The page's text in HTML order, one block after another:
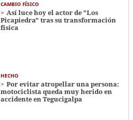
CAMBIO FÍSICO
Así luce hoy el actor de "Los
Picapiedra" tras su transformación
física
HECHO
Por evitar atropellar una persona:
motociclista queda muy herido en
accidente en Tegucigalpa